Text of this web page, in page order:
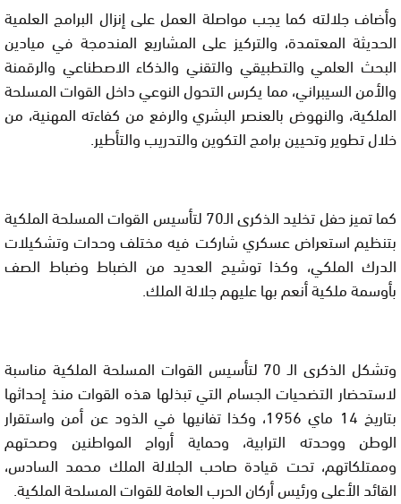
وأضاف جلالته كما يجب مواصلة العمل على إنزال البرامج العلمية
الحديثة المعتمدة، والتركيز على المشاريع المندمجة في ميادين
البحث العلمي والتطبيقي والتقني والذكاء الاصطناعي والرقمنة
والأمن السيبراني، مما يكرس التحول النوعي داخل القوات المسلحة
الملكية، والنهوض بالعنصر البشري والرفع من كفاءته المهنية، من
خلال تطوير وتحيين برامج التكوين والتدريب والتأطير.
كما تميز حفل تخليد الذكرى الـ70 لتأسيس القوات المسلحة الملكية
بتنظيم استعراض عسكري شاركت فيه مختلف وحدات وتشكيلات
الدرك الملكي، وكذا توشيح العديد من الضباط وضباط الصف
بأوسمة ملكية أنعم بها عليهم جلالة الملك.
وتشكل الذكرى الـ 70 لتأسيس القوات المسلحة الملكية مناسبة
لاستحضار التضحيات الجسام التي تبذلها هذه القوات منذ إحداثها
بتاريخ 14 ماي 1956، وكذا تفانيها في الذود عن أمن واستقرار
الوطن ووحدته الترابية، وحماية أرواح المواطنين وصحتهم
وممتلكاتهم، تحت قيادة صاحب الجلالة الملك محمد السادس،
القائد الأعلى ورئيس أركان الحرب العامة للقوات المسلحة الملكية.